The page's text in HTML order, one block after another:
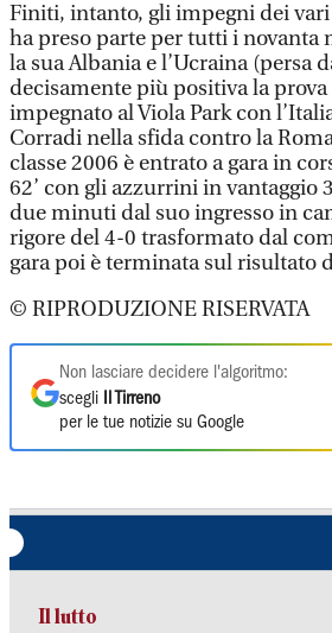
Finiti, intanto, gli impegni dei
ha preso parte per tutti i novanta
la sua Albania e l’Ucraina (persa
decisamente più positiva la prova
impegnato al Viola Park con
Corradi nella sfida contro la
classe 2006 è entrato a gara in
62’ con gli azzurrini in vantaggio
due minuti dal suo ingresso in
rigore del 4-0 trasformato dal
gara poi è terminata sul risultato
© RIPRODUZIONE RISERVATA
Non lasciare decidere l'algoritmo:
scegli
Il Tirreno
per le tue notizie su Google
Il lutto